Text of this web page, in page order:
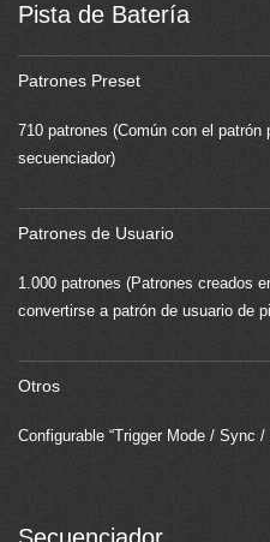
Pista de Batería
Patrones Preset
710 patrones (Común con el patrón
secuenciador)
Patrones de Usuario
1.000 patrones (Patrones creados
convertirse a patrón de usuario de
Otros
Configurable “Trigger Mode / Sync /